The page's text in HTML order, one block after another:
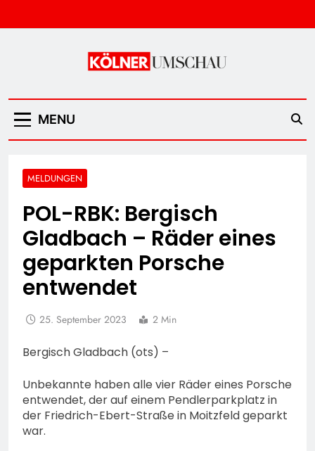
to
Kölner Umschau
MENU
MELDUNGEN
POL-RBK: Bergisch
Gladbach – Räder eines
geparkten Porsche
entwendet
25. September 2023 2 Min
Bergisch Gladbach (ots) –
Unbekannte haben alle vier Räder eines Porsche
entwendet, der auf einem Pendlerparkplatz in
der Friedrich-Ebert-Straße in Moitzfeld geparkt
war.